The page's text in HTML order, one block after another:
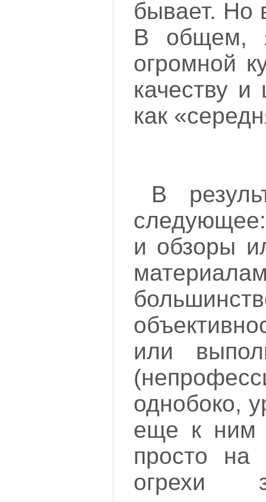
бывает. Но
В общем,
огромной
качеству
как
В
и обзоры
или
однобоко,
еще к ним
просто
огрехи